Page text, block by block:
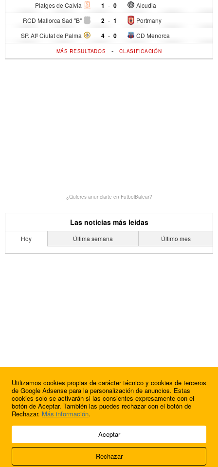
Platges de Calvia 1 - Alcudia
0
RCD Mallorca Sad "B" 2 - Portmany
1
SP. Atº Ciutat de Palma 4 - CD Menorca
0
MÁS RESULTADOS -CLASIFICACIÓN
¿Quieres anunciarte en FutbolBalear?
Las noticias más leídas
Hoy Última semana Último mes
© 2009 - 2026 Soluciones Corporativas IP, SL.
Acerca de nosotros
FútbolBalear
Utilizamos cookies propias de carácter técnico y cookies de terceros
de Google Adsense para la personalización de anuncios. Estas
cookies solo se activarán si las consientes expresamente con el
botón de Aceptar. También las puedes rechazar con el botón de
Rechazar. Más información.
Aceptar
Rechazar